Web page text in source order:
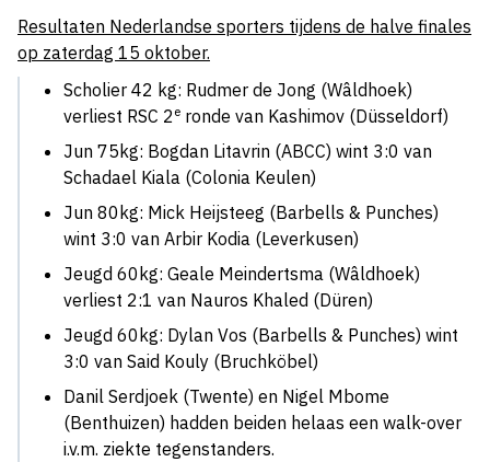
Resultaten Nederlandse sporters tijdens de halve finales
op zaterdag 15 oktober.
Scholier 42 kg: Rudmer de Jong (Wâldhoek)
verliest RSC 2e ronde van Kashimov (Düsseldorf)
Jun 75kg: Bogdan Litavrin (ABCC) wint 3:0 van
Schadael Kiala (Colonia Keulen)
Jun 80kg: Mick Heijsteeg (Barbells & Punches)
wint 3:0 van Arbir Kodia (Leverkusen)
Jeugd 60kg: Geale Meindertsma (Wâldhoek)
verliest 2:1 van Nauros Khaled (Düren)
Jeugd 60kg: Dylan Vos (Barbells & Punches) wint
3:0 van Said Kouly (Bruchköbel)
Danil Serdjoek (Twente) en Nigel Mbome
(Benthuizen) hadden beiden helaas een walk-over
i.v.m. ziekte tegenstanders.